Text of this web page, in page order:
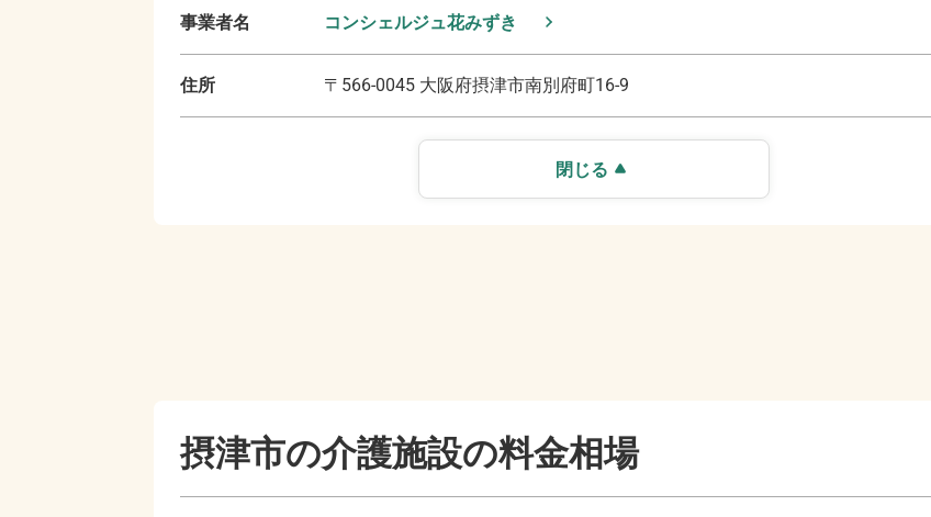
事業者名 コンシェルジュ花みずき
住所 〒 566-0045 大阪府摂津市南別府町16-9
閉じる
摂津市の介護施設の料金相場